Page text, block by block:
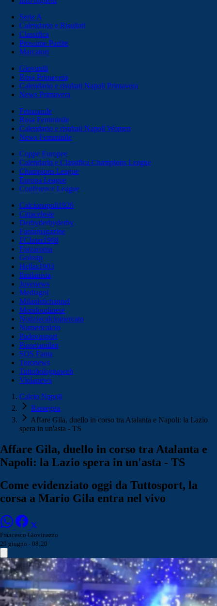
Serie A
Calendario e Risultati
Classifica
Prossime Partite
Marcatori
Giovanili
Rosa Primavera
Calendario e risultati Napoli Primavera
News Primavera
Femminile
Rosa Femminile
Calendario e risultati Napoli Women
News Femminile
Coppe Europee
Calendario e Classifica Champions League
Champions League
Europa League
Conference League
Calcionapoli1926
Cittaceleste
Derbyderbyderby
Fantamagazine
FCInter1908
Forzaroma
Golssip
Hellas1903
Ilmilanista
Juvenews
Mediagol
Milanistichannel
Mondoudinese
Notiziecalciomercato
Numericalcio
Padovasport
Pianetamilan
SOS Fanta
Toronews
Tuttobolognaweb
Violanews
Calcio Napoli
Rassegna
Affare Gila, duello in corso tra Atalanta e Napoli: la Lazio
spera in un'asta - TS
Affare Gila, duello in corso tra Atalanta e
Napoli: la Lazio spera in un'asta - TS
Come evidenziato oggi da Tuttosport, la
corsa a Mario Gila entra nel vivo
Francesco Giovinazzo
29 giugno - 08:20